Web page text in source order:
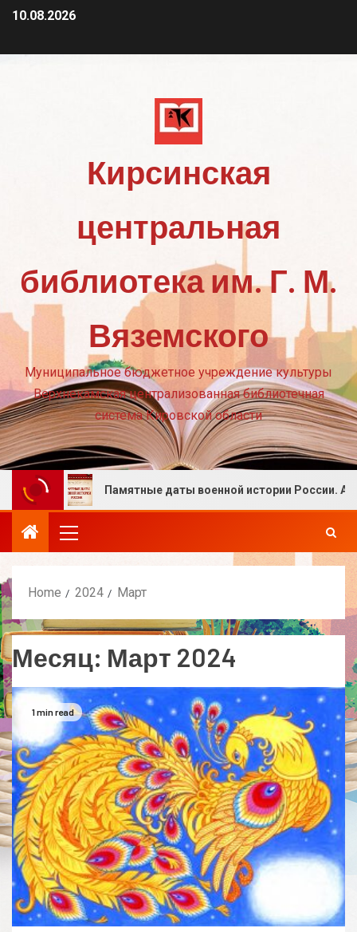
10.08.2026
Кирсинская
центральная
библиотека им. Г. М.
Вяземского
Муниципальное бюджетное учреждение культуры
Верхнекамская централизованная библиотечная
система Кировской области
Памятные даты военной истории России. Август
Home 2024 Март
Месяц: Март 2024
1 min read